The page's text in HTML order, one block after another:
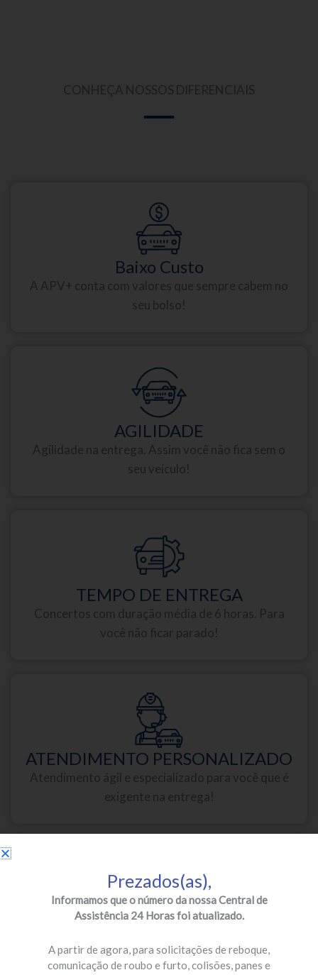
Baixo Custo
A APV+ conta com valores que sempre cabem no
seu bolso!
AGILIDADE
Agilidade na entrega. Assim você não fica sem o
seu veículo!
TEMPO DE ENTREGA
Concertos com duração média de 6 horas. Para
você não ficar parado!
ATENDIMENTO PERSONALIZADO
Atendimento ágil e especializado para você que é
exigente na entrega!
PARCEIROS DE PRIMEIRA
segurança!
Prezados(as),
Informamos que o número da nossa Central de
Assistência 24 Horas foi atualizado.
A partir de agora, para solicitações de reboque,
comunicação de roubo e furto, colisões, panes e